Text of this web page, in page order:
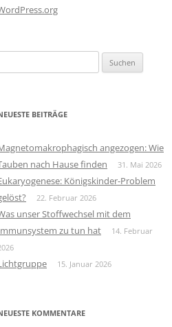
BEITRÄGE
angezogen: Wie
nach Hause finden
31. Mai 2026
Königskinder-Problem
22. Februar 2026
unser Stoffwechsel mit dem
zu tun hat
14. Februar
15. Januar 2026
KOMMENTARE